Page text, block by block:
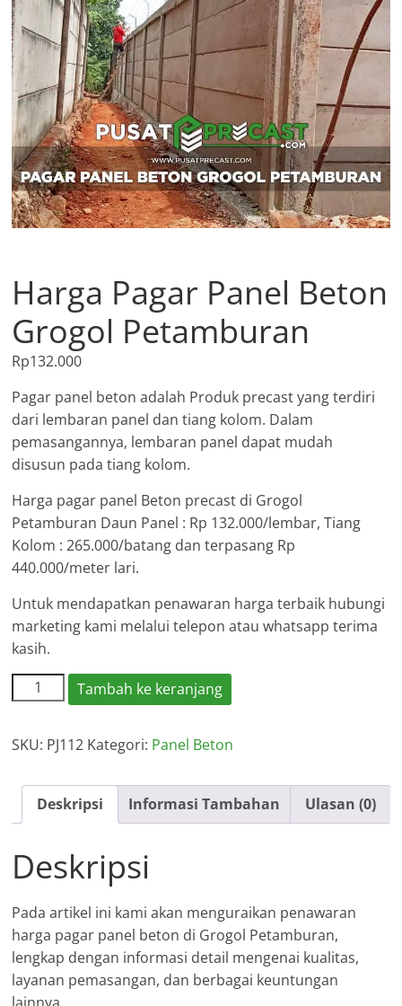
Harga Pagar Panel Beton
Grogol Petamburan
Rp132.000
Pagar panel beton adalah Produk precast yang terdiri
dari lembaran panel dan tiang kolom. Dalam
pemasangannya, lembaran panel dapat mudah
disusun pada tiang kolom.
Harga pagar panel Beton precast di Grogol
Petamburan Daun Panel : Rp 132.000/lembar, Tiang
Kolom : 265.000/batang dan terpasang Rp
440.000/meter lari.
Untuk mendapatkan penawaran harga terbaik hubungi
marketing kami melalui telepon atau whatsapp terima
kasih.
Kuantitas
Harga
Panel
Grogol
Petamburan
Tambah ke keranjang
SKU: PJ112 Kategori: Panel Beton
Deskripsi Informasi Tambahan Ulasan (0)
Deskripsi
Pada artikel ini kami akan menguraikan penawaran
harga pagar panel beton di Grogol Petamburan,
lengkap dengan informasi detail mengenai kualitas,
layanan pemasangan, dan berbagai keuntungan